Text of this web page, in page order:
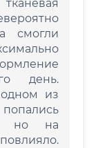
смогли
день.
из
но на